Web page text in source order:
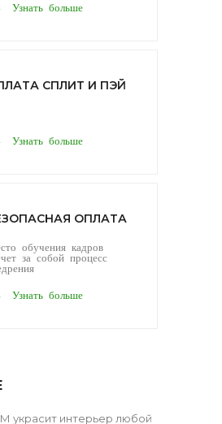
Узнать больше
СПЛИТ И ПЭЙ
Узнать больше
ОПЛАТА
обучения кадров
за собой процесс
Узнать больше
украсит интерьер любой